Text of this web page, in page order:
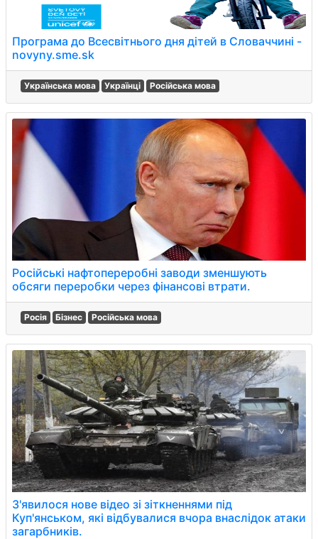
Програма до Всесвітнього дня дітей в Словаччині -
novyny.sme.sk
Українська мова Українці Російська мова
Російські нафтопереробні заводи зменшують
обсяги переробки через фінансові втрати.
Росія Бізнес Російська мова
З'явилося нове відео зі зіткненнями під
Куп'янськом, які відбувалися вчора внаслідок атаки
загарбників.